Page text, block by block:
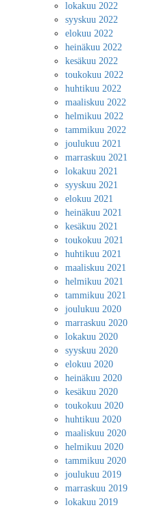
lokakuu 2022
syyskuu 2022
elokuu 2022
heinäkuu 2022
kesäkuu 2022
toukokuu 2022
huhtikuu 2022
maaliskuu 2022
helmikuu 2022
tammikuu 2022
joulukuu 2021
marraskuu 2021
lokakuu 2021
syyskuu 2021
elokuu 2021
heinäkuu 2021
kesäkuu 2021
toukokuu 2021
huhtikuu 2021
maaliskuu 2021
helmikuu 2021
tammikuu 2021
joulukuu 2020
marraskuu 2020
lokakuu 2020
syyskuu 2020
elokuu 2020
heinäkuu 2020
kesäkuu 2020
toukokuu 2020
huhtikuu 2020
maaliskuu 2020
helmikuu 2020
tammikuu 2020
joulukuu 2019
marraskuu 2019
lokakuu 2019